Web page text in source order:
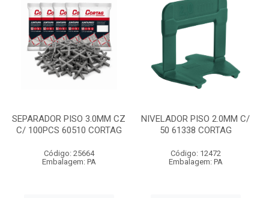
SEPARADOR PISO 3.0MM CZ
C/ 100PCS 60510 CORTAG
Código: 25664
Embalagem: PA
NIVELADOR PISO 2.0MM C/
50 61338 CORTAG
Código: 12472
Embalagem: PA